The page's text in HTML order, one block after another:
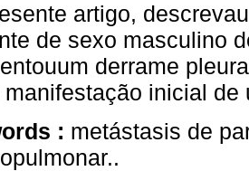
artigo,
de sexo masculino
derrame
manifestação inicial
: metástasis de